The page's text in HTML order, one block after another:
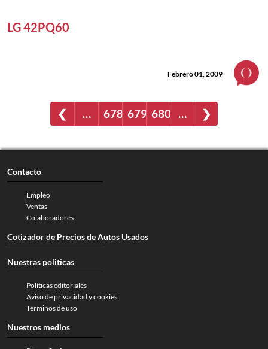
LG 42PQ60
Febrero 01, 2009
❮ … 678 679 680 … ❯
Contacto
Empleo
Ventas
Colaboradores
Cotizador de Precios de Autos Usados
Nuestras politicas
Políticas editoriales
Aviso de privacidad y cookies
Términos de uso
Nuestros medios